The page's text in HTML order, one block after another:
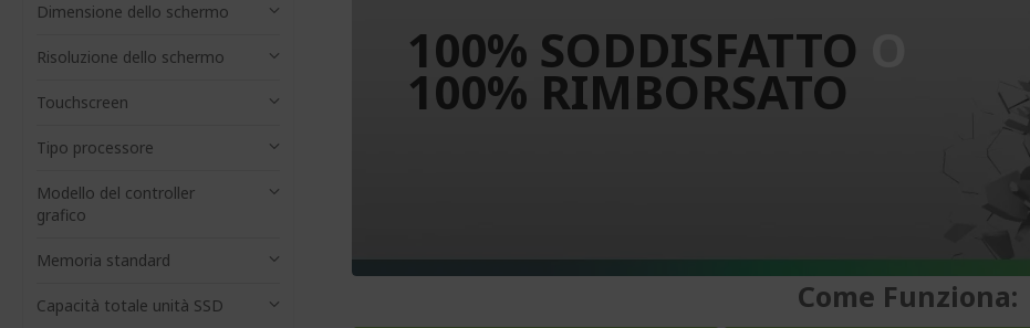
100% SODDISFATTO
100% RIMBORSATO
Come Funziona:
Dimensione dello schermo
Risoluzione dello schermo
Touchscreen
Tipo processore
Modello del controller
grafico
Memoria standard
Capacità totale unità SSD